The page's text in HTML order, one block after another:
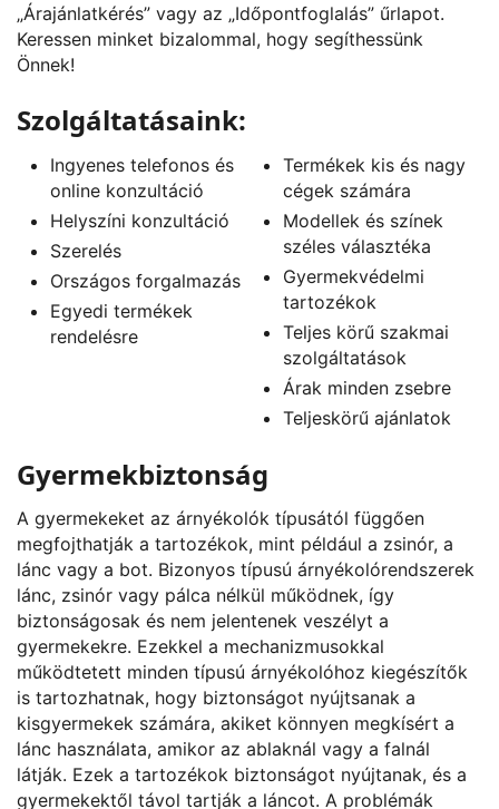
„Árajánlatkérés” vagy az „Időpontfoglalás” űrlapot.
Keressen minket bizalommal, hogy segíthessünk
Önnek!
Szolgáltatásaink:
Ingyenes telefonos és
online konzultáció
Helyszíni konzultáció
Szerelés
Országos forgalmazás
Egyedi termékek
rendelésre
Termékek kis és nagy
cégek számára
Modellek és színek
széles választéka
Gyermekvédelmi
tartozékok
Teljes körű szakmai
szolgáltatások
Árak minden zsebre
Teljeskörű ajánlatok
Gyermekbiztonság
A gyermekeket az árnyékolók típusától függően
megfojthatják a tartozékok, mint például a zsinór, a
lánc vagy a bot. Bizonyos típusú árnyékolórendszerek
lánc, zsinór vagy pálca nélkül működnek, így
biztonságosak és nem jelentenek veszélyt a
gyermekekre. Ezekkel a mechanizmusokkal
működtetett minden típusú árnyékolóhoz kiegészítők
is tartozhatnak, hogy biztonságot nyújtsanak a
kisgyermekek számára, akiket könnyen megkísért a
lánc használata, amikor az ablaknál vagy a falnál
látják. Ezek a tartozékok biztonságot nyújtanak, és a
gyermekektől távol tartják a láncot. A problémák